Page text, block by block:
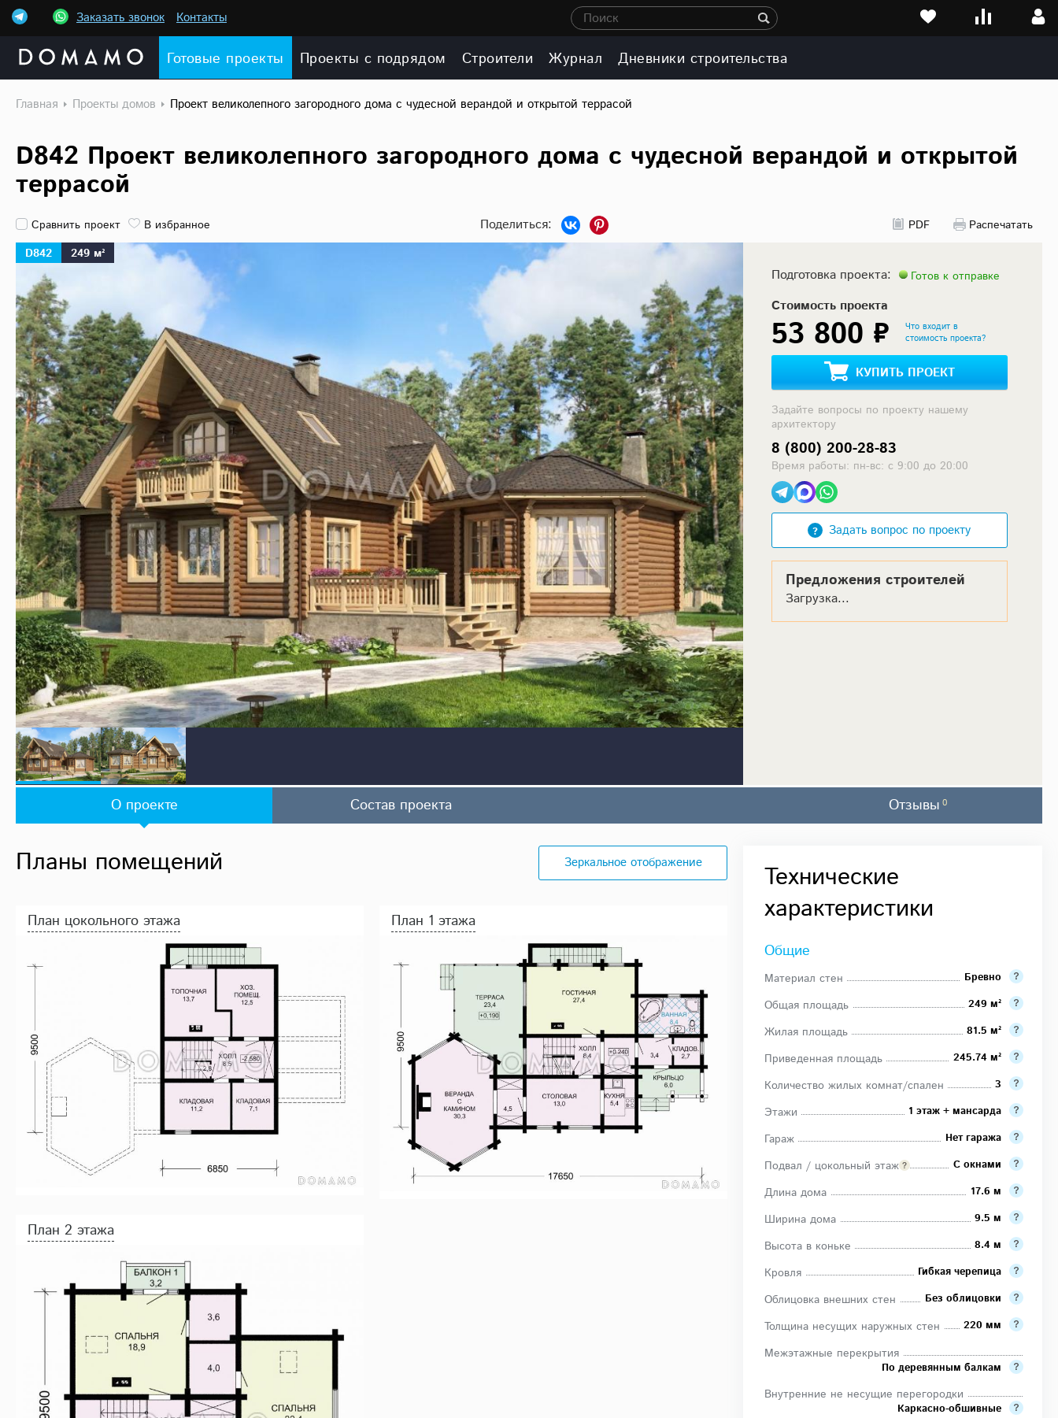
Заказать звонок Контакты Поиск
Готовые проекты Проекты с подрядом Строители Журнал Дневники строительства
Главная Проекты домов Проект великолепного загородного дома с чудесной верандой и открытой террасой
D842 Проект великолепного загородного дома с чудесной верандой и открытой
террасой
Сравнить проект В избранное PDF
Распечатать
D842
249 м²
Подготовка проекта: Готов к отправке
Стоимость проекта
53 800 ₽
Что входит в
стоимость проекта?
КУПИТЬ ПРОЕКТ
Задайте вопросы по проекту нашему
архитектору
8 (800) 200-28-83
Время работы: пн-вс: с 9:00 до 20:00
Задать вопрос по проекту
Предложения строителей
Загрузка...
О проекте Состав проекта Отзывы 0
Технические
характеристики
Общие
Материал стен Бревно
Общая площадь 249 м²
Жилая площадь 81.5 м²
Приведенная площадь 245.74 м²
Количество жилых комнат/спален 3
Этажи 1 этаж + мансарда
Гараж Нет гаража
Подвал / цокольный этаж С окнами
Длина дома 17.6 м
Ширина дома 9.5 м
Высота в коньке 8.4 м
Кровля Гибкая черепица
Облицовка внешних стен Без облицовки
Толщина несущих наружных стен 220 мм
Межэтажные перекрытия
По деревянным балкам
Внутренние не несущие перегородки
Каркасно-обшивные
Планы помещений Зеркальное отображение
План цокольного этажа План 1 этажа
План 2 этажа